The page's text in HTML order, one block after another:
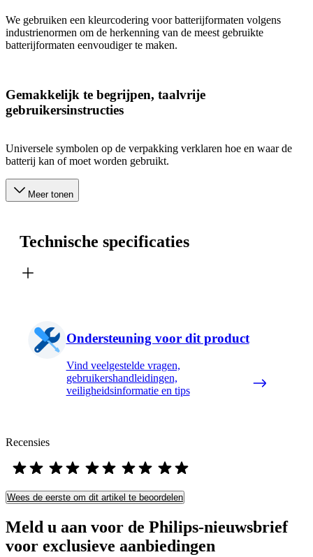
We gebruiken een kleurcodering voor batterijformaten volgens
industrienormen om de herkenning van de meest gebruikte
batterijformaten eenvoudiger te maken.
Gemakkelijk te begrijpen, taalvrije
gebruikersinstructies
Universele symbolen op de verpakking verklaren hoe en waar de
batterij kan of moet worden gebruikt.
Meer tonen
Technische specificaties
Ondersteuning voor dit product
Vind veelgestelde vragen,
gebruikershandleidingen,
veiligheidsinformatie en tips
Recensies
Wees de eerste om dit artikel te beoordelen
Meld u aan voor de Philips-nieuwsbrief
voor exclusieve aanbiedingen